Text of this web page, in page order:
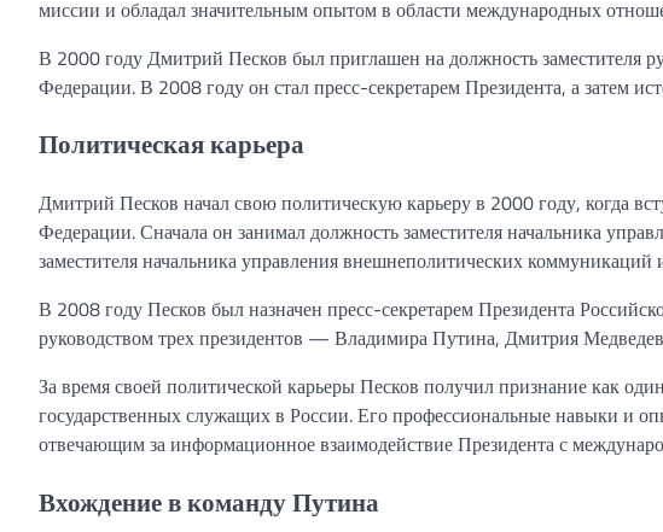
миссии и обладал значительным опытом в области международных
В 2000 году Дмитрий Песков был приглашен на должность заместителя
Федерации. В 2008 году он стал пресс-секретарем Президента, а затем
Политическая карьера
Дмитрий Песков начал свою политическую карьеру в 2000 году, когда
Федерации. Сначала он занимал должность заместителя начальника
заместителя начальника управления внешнеполитических коммуникаций
В 2008 году Песков был назначен пресс-секретарем Президента
руководством трех президентов — Владимира Путина, Дмитрия
За время своей политической карьеры Песков получил признание как
государственных служащих в России. Его профессиональные навыки и
отвечающим за информационное взаимодействие Президента с
Вхождение в команду Путина